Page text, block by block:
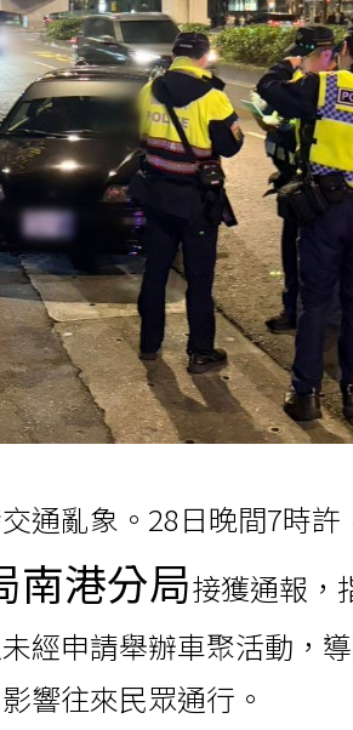
通亂象。28日晚間7時許
南港分局接獲通報，
經申請舉辦車聚活動，
響往來民眾通行。